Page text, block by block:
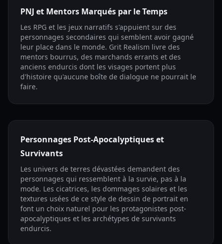
PNJ et Mentors Marqués par le Temps
Les RPG et les jeux narratifs s'appuient sur des
personnages secondaires qui semblent avoir gagné
leur place dans le monde. Grit Realism livre des
mentors bourrus, des marchands errants et des
anciens endurcis dont les visages portent plus
d'histoire qu'aucune boîte de dialogue ne pourrait le
faire.
Personnages Post-Apocalyptiques et
Survivants
Les univers de terres dévastées demandent des
personnages qui ressemblent à la survie, pas à la
mode. Les cicatrices, les dommages solaires et les
textures usées de ce style de dessin de portrait en
font un choix naturel pour les protagonistes post-
apocalyptiques et les archétypes de survivants
endurcis.